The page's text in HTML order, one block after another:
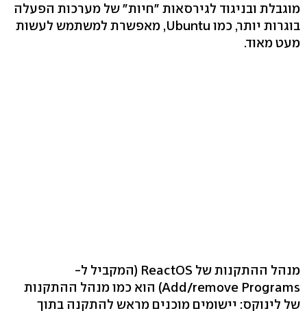
מוגבלת ובניגוד לגירסאות "חיות" של מערכות הפעלה
בוגרות יותר, כמו Ubuntu, מאפשרת למשתמש לעשות
מעט מאוד.
מנהל ההתקנות של ReactOS (המקביל ל-
Add/remove Programs) הוא כמו מנהל ההתקנות
של לינוקס: יישומים מוכנים מראש להתקנה בתוך